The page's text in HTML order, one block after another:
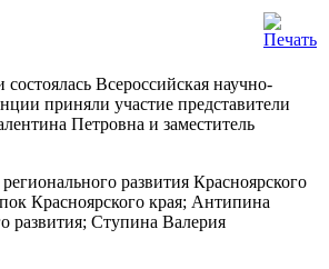
Всероссийская научно-
приняли участие представители
Петровна и заместитель
развития Красноярского
Красноярского края; Антипина
развития; Ступина Валерия